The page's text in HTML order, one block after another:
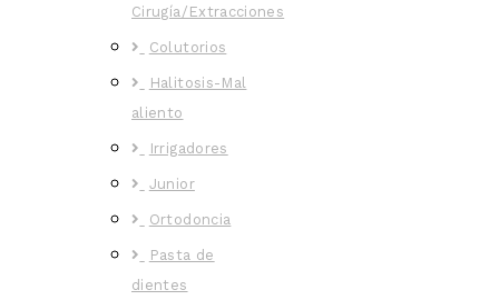
Cirugía/Extracciones
Colutorios
Halitosis-Mal
aliento
Irrigadores
Junior
Ortodoncia
Pasta de
dientes